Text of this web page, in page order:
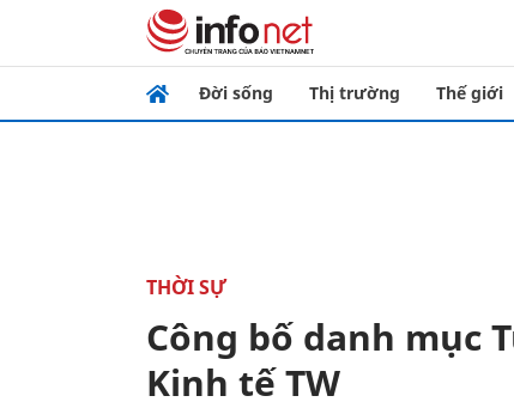
Đời sống Thị trường Thế giới
THỜI SỰ
Công bố danh mục
Kinh tế TW